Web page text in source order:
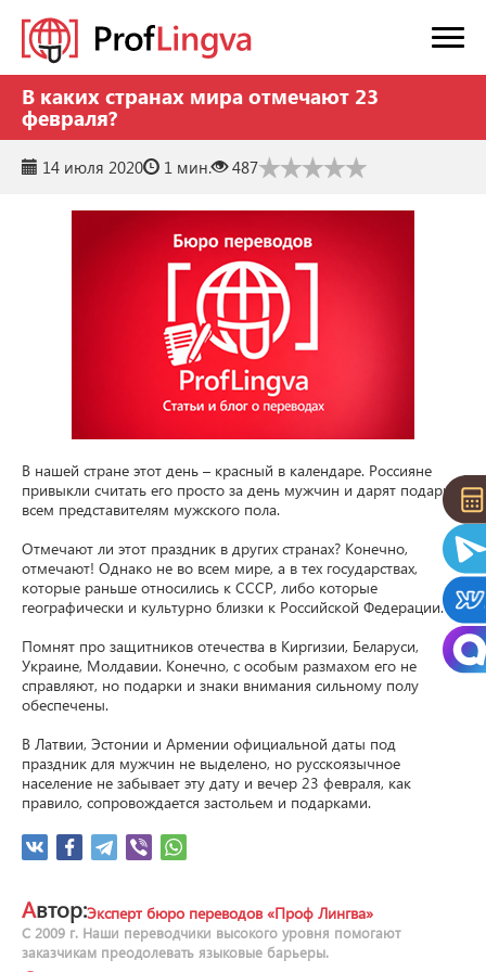
В каких странах мира отмечают 23
февраля?
14 июля 2020 1 мин. 487
В нашей стране этот день – красный в календаре. Россияне
привыкли считать его просто за день мужчин и дарят подарки
всем представителям мужского пола.
Отмечают ли этот праздник в других странах? Конечно,
отмечают! Однако не во всем мире, а в тех государствах,
которые раньше относились к СССР, либо которые
географически и культурно близки к Российской Федерации.
Помнят про защитников отечества в Киргизии, Беларуси,
Украине, Молдавии. Конечно, с особым размахом его не
справляют, но подарки и знаки внимания сильному полу
обеспечены.
В Латвии, Эстонии и Армении официальной даты под
праздник для мужчин не выделено, но русскоязычное
население не забывает эту дату и вечер 23 февраля, как
правило, сопровождается застольем и подарками.
Автор:Эксперт бюро переводов «Проф Лингва»
С 2009 г. Наши переводчики высокого уровня помогают
заказчикам преодолевать языковые барьеры.